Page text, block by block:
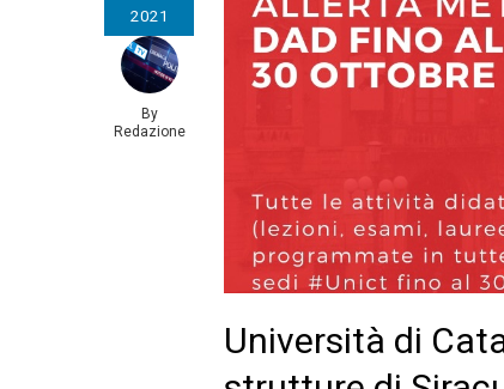
2021
By
Redazione
Università di